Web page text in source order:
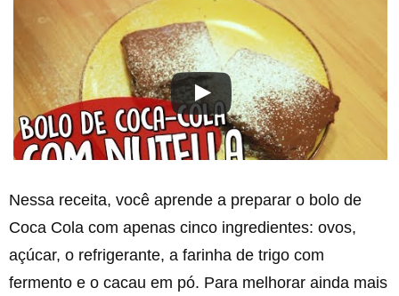
Nessa receita, você aprende a preparar o bolo de
Coca Cola com apenas cinco ingredientes: ovos,
açúcar, o refrigerante, a farinha de trigo com
fermento e o cacau em pó. Para melhorar ainda mais